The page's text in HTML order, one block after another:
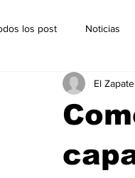
los post Noticias
Presidencia 2022El